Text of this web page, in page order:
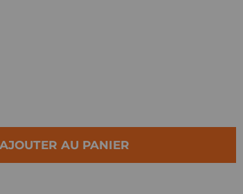
AJOUTER AU PANIER